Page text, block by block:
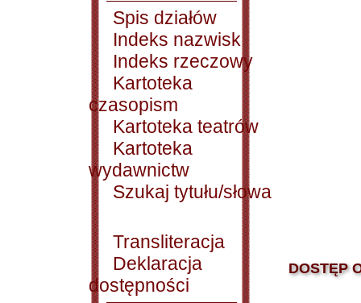
Spis działów
Indeks nazwisk
Indeks rzeczowy
Kartoteka
czasopism
Kartoteka teatrów
Kartoteka
wydawnictw
Szukaj tytułu/słowa
Transliteracja
Deklaracja
dostępności
DOSTĘP